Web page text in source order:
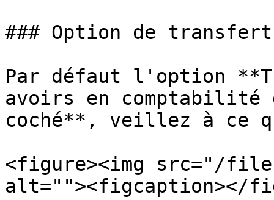
### Option de
Par défaut l'option
avoirs en
coché**, veillez à ce
<figure><img src="/files/
alt=""><figcaption></